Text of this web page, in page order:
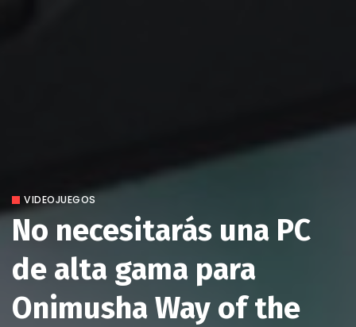
VIDEOJUEGOS
No necesitarás una PC
de alta gama para
Onimusha Way of the